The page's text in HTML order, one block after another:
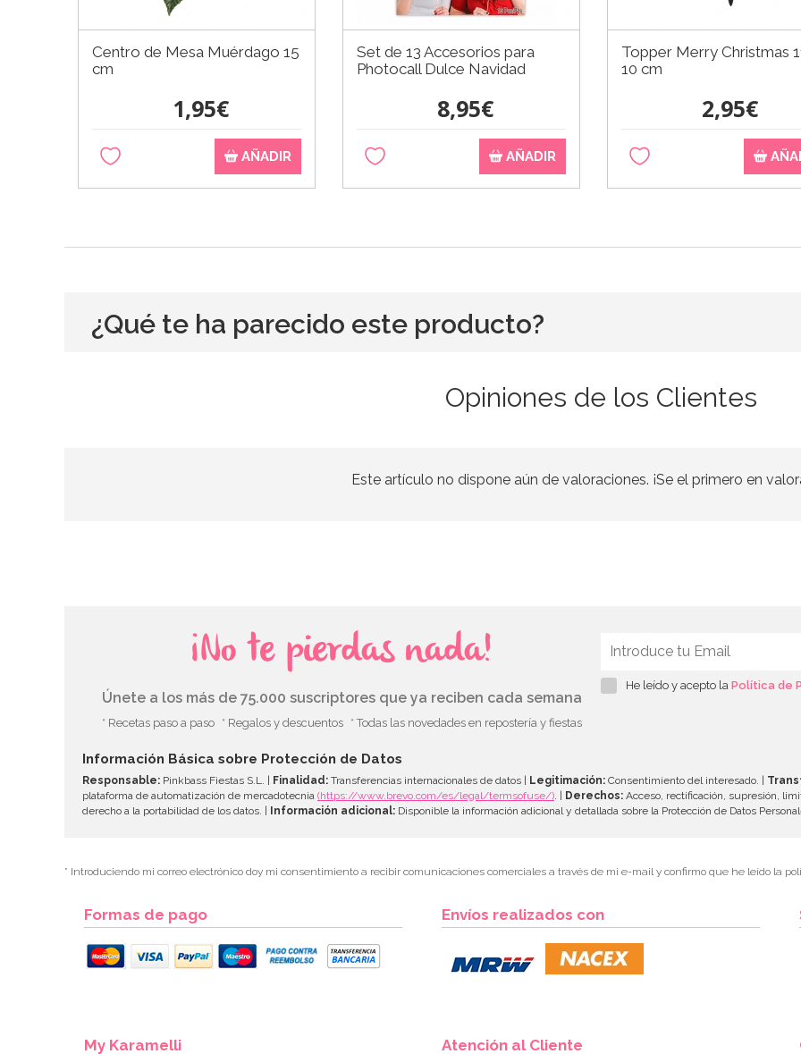
Centro de Mesa Muérdago 15
cm
1,95€
AÑADIR
Set de 13 Accesorios para
Photocall Dulce Navidad
8,95€
AÑADIR
Topper Merry Christmas
10 cm
2,95€
¿Qué te ha parecido este producto?
Opiniones de los Clientes
Este artículo no dispone aún de valoraciones. ¡Se el primero en
¡No te pierdas nada!
Únete a los más de 75.000 suscriptores que ya reciben cada semana
* Recetas paso a paso * Regalos y descuentos * Todas las novedades en repostería y fiestas
He leído y acepto la Política de
Información Básica sobre Protección de Datos
Responsable: Pinkbass Fiestas S.L. | Finalidad: Transferencias internacionales de datos | Legitimación: Consentimiento del interesado. |
plataforma de automatización de mercadotecnia (https://www.brevo.com/es/legal/termsofuse/) . | Derechos: Acceso, rectificación, supresión,
derecho a la portabilidad de los datos. | Información adicional: Disponible la información adicional y detallada sobre la Protección de Datos
* Introduciendo mi correo electrónico doy mi consentimiento a recibir comunicaciones comerciales a través de mi e-mail y confirmo que he leído la
Formas de pago Envíos realizados con
My Karamelli Atención al Cliente